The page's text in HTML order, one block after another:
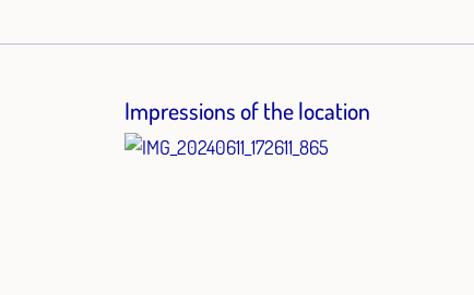
Impressions of the location